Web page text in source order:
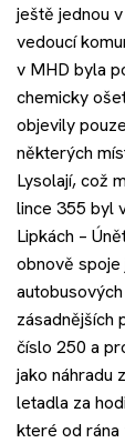
ještě jednou
vedoucí
v MHD byla
chemicky
objevily
některých
Lysolají, což
lince 355 byl
Lipkách –
obnově spoje
zásadnějších
číslo 250 a
jako náhradu
letadla za
které od rána